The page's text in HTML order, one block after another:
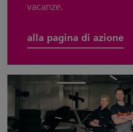
vacanze.
alla pagina di azione